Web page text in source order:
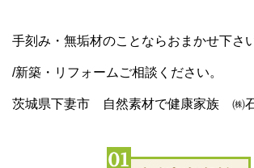
手刻み・無垢材のことならおまかせ下さ
/新築・リフォームご相談ください。
茨城県下妻市 自然素材で健康家族 ㈱